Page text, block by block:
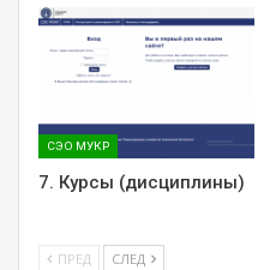
СЭО МУКР
7. Курсы (дисциплины)
ПРЕД СЛЕД